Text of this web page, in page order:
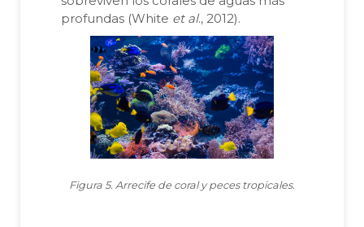
profundas (White et al., 2012).
Figura 5. Arrecife de coral y peces tropicales.